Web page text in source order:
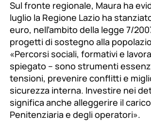
Sul fronte regionale, Maura ha
luglio la Regione Lazio ha
euro, nell’ambito della legge 7/
progetti di sostegno alla
«Percorsi sociali, formativi e
spiegato – sono strumenti
tensioni, prevenire conflitti e
sicurezza interna. Investire nei
significa anche alleggerire il
Penitenziaria e degli operatori».